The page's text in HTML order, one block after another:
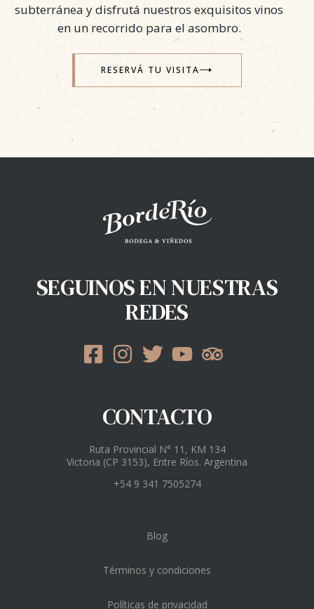
subterráneay disfrutá nuestros exquisitos vinos
en un recorrido para el asombro.
RESERVÁ TU VISITA
SEGUINOS EN NUESTRAS
REDES
CONTACTO
Ruta Provincial N° 11, KM 134
Victoria (CP 3153), Entre Ríos. Argentina
+54 9 341 7505274
Blog
Términos y condiciones
Políticas de privacidad